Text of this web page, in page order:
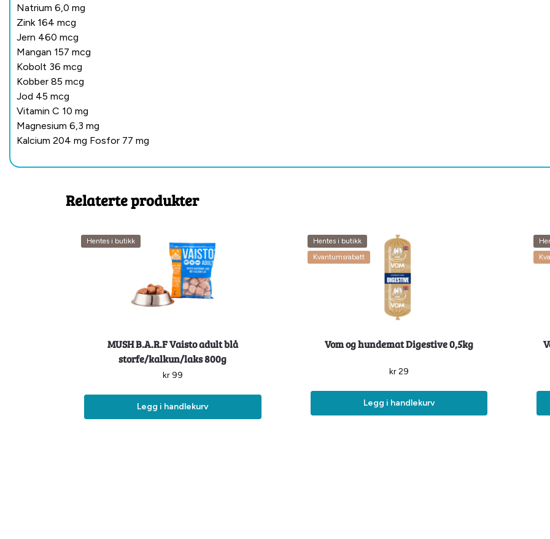
Natrium 6,0 mg
Zink 164 mcg
Jern 460 mcg
Mangan 157 mcg
Kobolt 36 mcg
Kobber 85 mcg
Jod 45 mcg
Vitamin C 10 mg
Magnesium 6,3 mg
Kalcium 204 mg Fosfor 77 mg
Relaterte produkter
Hentes i butikk
MUSH B.A.R.F Vaisto adult blå
storfe/kalkun/laks 800g
kr99
Legg i handlekurv
Hentes i butikk
Kvantumsrabatt
Vom og hundemat Digestive 0,5kg
kr29
Legg i handlekurv